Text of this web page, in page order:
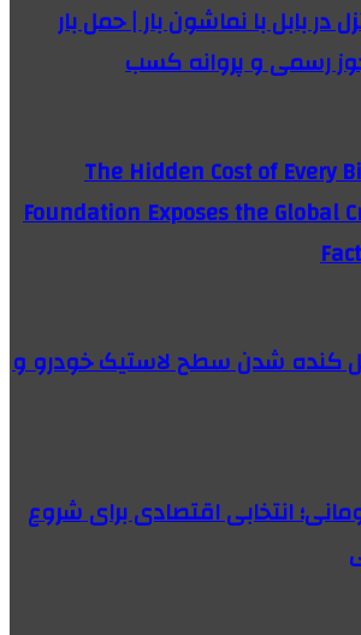
بابل با نماشون بار | حمل بار
رسمی و پروانه کسب
The Hidden Cost of Every
Foundation Exposes the Global
کنده شدن سطح لاستیک خودرو و
انتخابی اقتصادی برای شروع